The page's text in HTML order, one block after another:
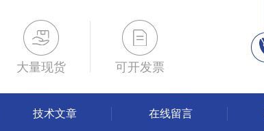
大量现货 可开发票
技术文章 在线留言